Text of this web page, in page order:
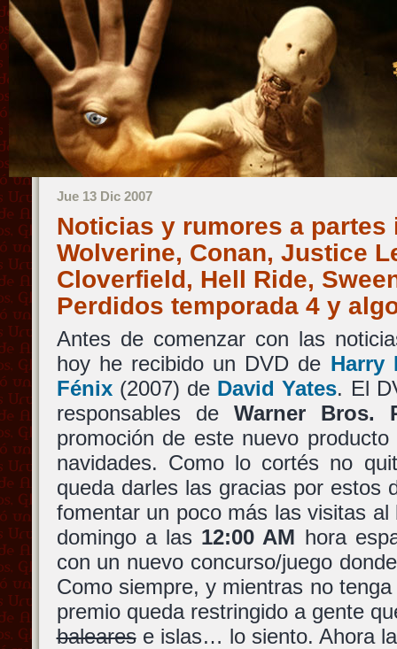
Jue 13 Dic 2007
Noticias y rumores a partes
Wolverine, Conan, Justice
Cloverfield, Hell Ride,
Perdidos temporada 4 y
Antes de comenzar con las
hoy he recibido un DVD de Harry
Fénix(2007) de David Yates. El
responsables de Warner Bros.
promoción de este nuevo
navidades. Como lo cortés no
queda darles las gracias por estos
fomentar un poco más las visitas
domingo a las 12:00 AM hora
con un nuevo concurso/juego
Como siempre, y mientras no
premio queda restringido a gente
balearese islas… lo siento. Ahora